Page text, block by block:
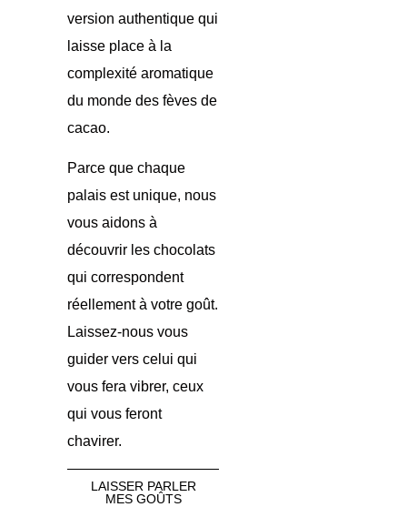
version authentique qui
laisse place à la
complexité aromatique
du monde des fèves de
cacao.
Parce que chaque
palais est unique, nous
vous aidons à
découvrir les chocolats
qui correspondent
réellement à votre goût.
Laissez-nous vous
guider vers celui qui
vous fera vibrer, ceux
qui vous feront
chavirer.
LAISSER PARLER
MES GOÛTS